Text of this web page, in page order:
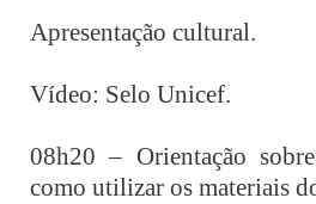
Apresentação cultural.
Vídeo: Selo Unicef.
08h20 – Orientação
como utilizar os materiais